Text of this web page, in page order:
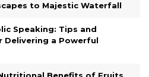
to Majestic Waterfall
Speaking: Tips and
Delivering a Powerful